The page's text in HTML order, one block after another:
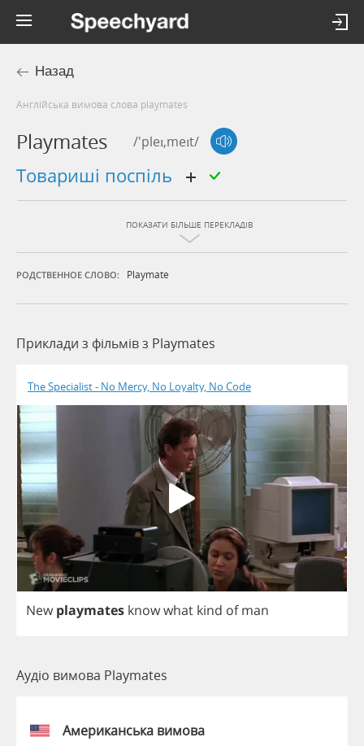
Назад
Англійська вимова слова playmates
Playmates /'pleɪ,meɪt/
товариші поспіль
ПОКАЗАТИ БІЛЬШЕ ПЕРЕКЛАДІВ
РОДСТВЕННОЕ СЛОВО: Playmate
Приклади з фільмів з Playmates
The Specialist - No Mercy, No Loyalty, No Code
New playmates knowwhat kind of man
Аудіо вимова Playmates
Американська вимова